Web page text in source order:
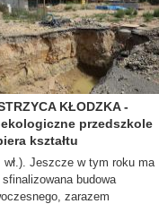
KŁODZKA -
przedszkole
kształtu
wł.). Jeszcze w tym roku ma
sfinalizowana budowa
zarazem